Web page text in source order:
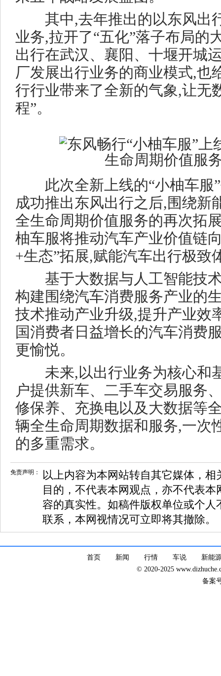
其中,去年推出的以东风出
业务,拉开了“五化”落子布局的
出行在武汉、襄阳、十堰开城
厂发展出行业务的商业模式,也
行行业带来了全新的气象,让无
程”。
此次全新上线的“小柚车服”
成功推出东风出行之后,围绕新
全生命周期价值服务的再次拓
柚车服将推动汽车产业价值链
+生态”拓展,赋能汽车出行极致
基于大数据与人工智能技术
构建围绕汽车消费服务产业的
技术推动产业升级,提升产业效
国消费者日益增长的汽车消费
更愉悦。
未来,以出行业务为核心和
户提供新车、二手车交易服务
修保养、充换电以及大数据等
辆全生命周期数据和服务,一次
的多重需求。
免责声明：
以上内容为本网站转自其它媒体，
目的，不代表本网观点，亦不代表
容的真实性。如稿件版权单位或个
联系，本网视情况可立即将其撤除。
首页 新闻 行情 车说
新能
© 2020-2025
备案